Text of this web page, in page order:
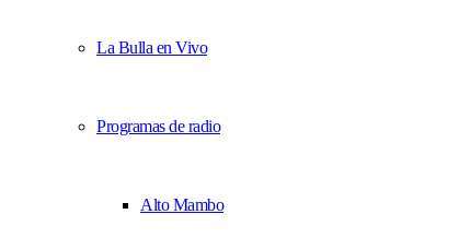
La Bulla en Vivo
Programas de radio
Alto Mambo